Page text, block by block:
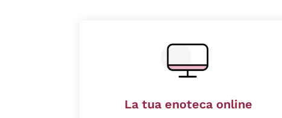
La tua enoteca online